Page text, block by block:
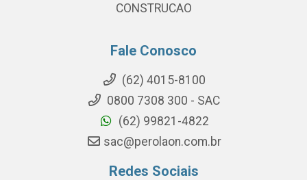
CONSTRUCAO
Fale Conosco
(62) 4015-8100
0800 7308 300 - SAC
(62) 99821-4822
sac@perolaon.com.br
Redes Sociais